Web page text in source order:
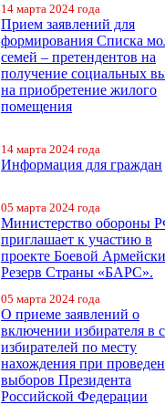
14 марта 2024 года
Прием заявлений для
формирования Списка
семей – претендентов на
получение социальных
на приобретение жилого
помещения
14 марта 2024 года
Информация для граждан
05 марта 2024 года
Министерство обороны
приглашает к участию в
проекте Боевой
Резерв Страны «БАРС».
05 марта 2024 года
О приеме заявлений о
включении избирателя в
избирателей по месту
нахождения при
выборов Президента
Российской Федерации